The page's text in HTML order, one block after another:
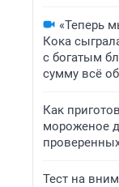
«Теперь
Кока
с богатым
сумму всё
Как
мороженое
Тест на